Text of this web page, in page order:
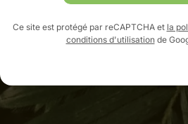
Ce site est protégé par reCAPTCHA et la
conditions d'utilisationde